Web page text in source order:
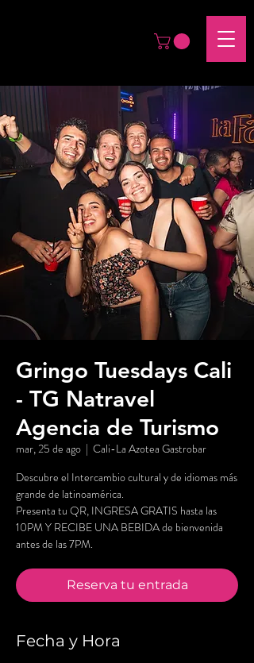
Gringo Tuesdays Cali
- TG Natravel
Agencia de Turismo
mar, 25 de ago
  |
Cali-La Azotea Gastrobar
Descubre el Intercambio cultural y de idiomas más
grande de latinoamérica.
Presenta tu QR, INGRESA GRATIS hasta las
10PM Y RECIBE UNA BEBIDA de bienvenida
antes de las 7PM.
Reserva tu entrada
Fecha y Hora